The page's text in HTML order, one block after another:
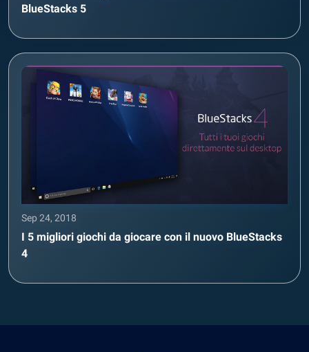
BlueStacks 5
Sep 24, 2018
I 5 migliori giochi da giocare con il nuovo BlueStacks
4